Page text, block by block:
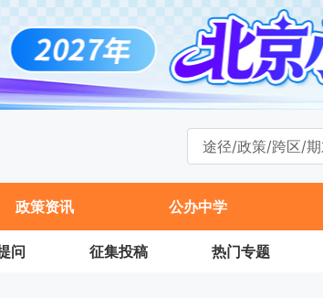
政策资讯 公办中学
问 征集投稿 热门专题